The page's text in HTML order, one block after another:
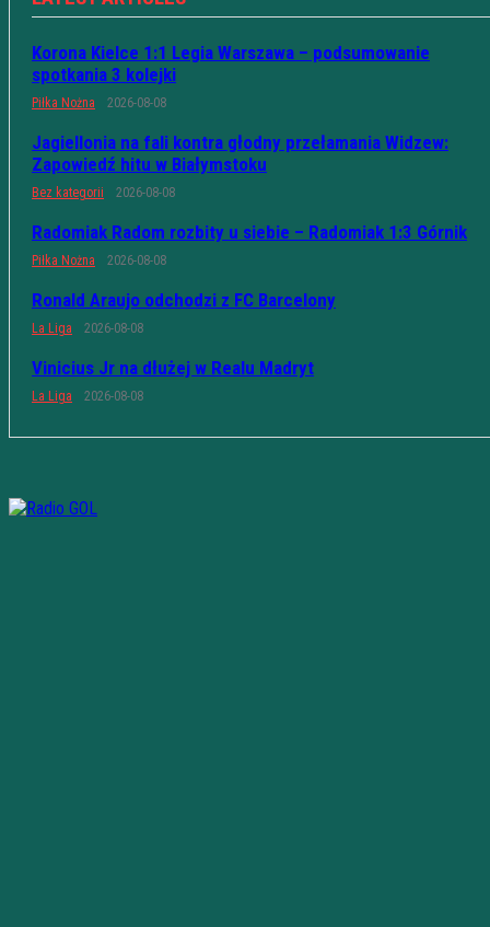
Korona Kielce 1:1 Legia Warszawa – podsumowanie
spotkania 3 kolejki
Piłka Nożna 2026-08-08
Jagiellonia na fali kontra głodny przełamania Widzew:
Zapowiedź hitu w Białymstoku
Bez kategorii 2026-08-08
Radomiak Radom rozbity u siebie – Radomiak 1:3 Górnik
Piłka Nożna 2026-08-08
Ronald Araujo odchodzi z FC Barcelony
La Liga 2026-08-08
Vinicius Jr na dłużej w Realu Madryt
La Liga 2026-08-08